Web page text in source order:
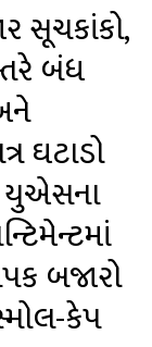
સૂચકાંકો,
બંધ
ઘટાડો
યુએસના
બજારો
કેપ